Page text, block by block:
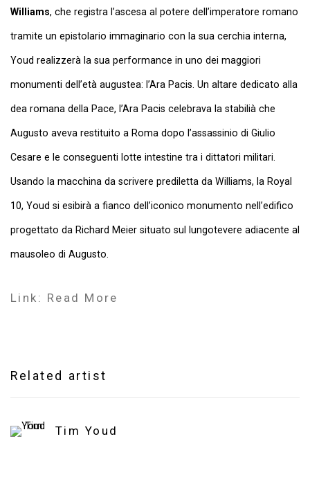
Williams, che registra l’ascesa al potere dell’imperatore romano
tramite un epistolario immaginario con la sua cerchia interna,
Youd realizzerà la sua performance in uno dei maggiori
monumenti dell’età augustea: l’Ara Pacis. Un altare dedicato alla
dea romana della Pace, l’Ara Pacis celebrava la stabilià che
Augusto aveva restituito a Roma dopo l’assassinio di Giulio
Cesare e le conseguenti lotte intestine tra i dittatori militari.
Usando la macchina da scrivere prediletta da Williams, la Royal
10, Youd si esibirà a fianco dell’iconico monumento nell’edifico
progettato da Richard Meier situato sul lungotevere adiacente al
mausoleo di Augusto.
Link: Read More
Related artist
Tim Youd